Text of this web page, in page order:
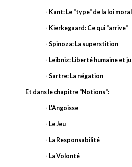
- Kant: Le "type" de la loi
- Kierkegaard: Ce qui "arrive"
- Spinoza: La superstition
- Leibniz: Liberté humaine et
- Sartre: La négation
Et dans le chapitre "Notions":
- L'Angoisse
- Le Jeu
- La Responsabilité
- La Volonté